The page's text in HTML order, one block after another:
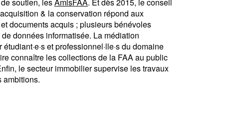
& la conservation répond aux
documents acquis ; plusieurs bénévoles
données informatisée. La médiation
et professionnel·lle·s du domaine
connaître les collections de la FAA au public
le secteur immobilier supervise les travaux
ambitions.